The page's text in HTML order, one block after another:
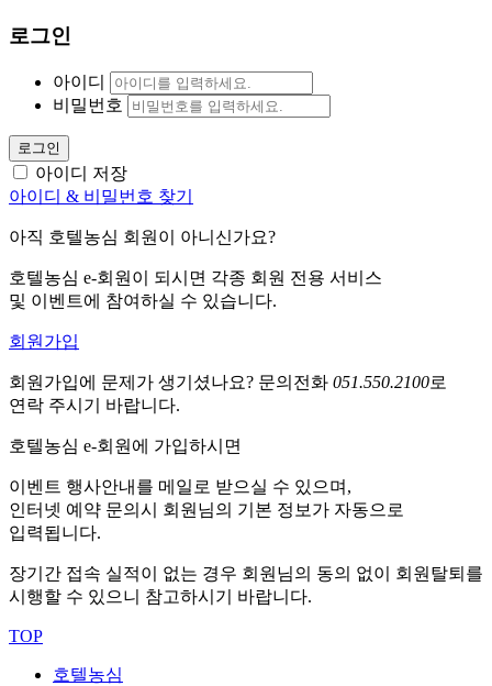
로그인
아이디
비밀번호
로그인
아이디 저장
아이디 & 비밀번호 찾기
아직 호텔농심 회원이 아니신가요?
호텔농심 e-회원이 되시면 각종 회원 전용 서비스
및 이벤트에 참여하실 수 있습니다.
회원가입
회원가입에 문제가 생기셨나요? 문의전화 051.550.2100로
연락 주시기 바랍니다.
호텔농심 e-회원에 가입하시면
이벤트 행사안내를 메일로 받으실 수 있으며,
인터넷 예약 문의시 회원님의 기본 정보가 자동으로
입력됩니다.
장기간 접속 실적이 없는 경우 회원님의 동의 없이 회원탈퇴를
시행할 수 있으니 참고하시기 바랍니다.
TOP
호텔농심